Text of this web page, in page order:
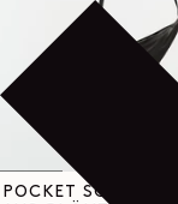
POCKET SCARF BAG